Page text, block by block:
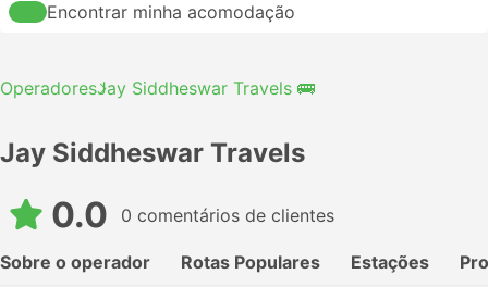
Encontrar minha acomodação
OperadoresJay Siddheswar Travels 🚌
Jay Siddheswar Travels
0.0 0 comentários de clientes
Sobre o operador Rotas Populares Estações